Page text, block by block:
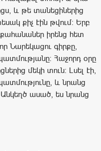
և թե տանեցիներից
քիչ էին թվում: Երբ
իրենց հետ
Նարեկացու գիրքը,
Հաջորդ օրը
մեկի տուն: Լսել էի,
և նրանց
ասած, ես նրանց